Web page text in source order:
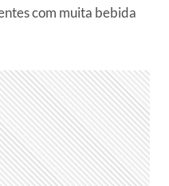
com muita bebida